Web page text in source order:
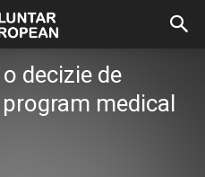
decizie de
medical